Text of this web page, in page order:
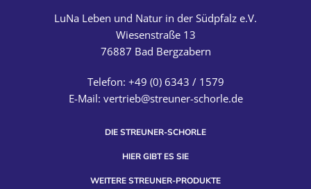
LuNa Leben und Natur in der Südpfalz e.V.
Wiesenstraße 13
76887 Bad Bergzabern
Telefon: +49 (0) 6343 / 1579
E-Mail: vertrieb@streuner-schorle.de
DIE STREUNER-SCHORLE
HIER GIBT ES SIE
WEITERE STREUNER-PRODUKTE